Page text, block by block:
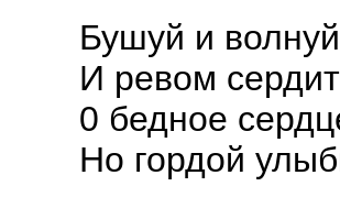
Бушуй и
И ревом
0 бедное
Но гордой